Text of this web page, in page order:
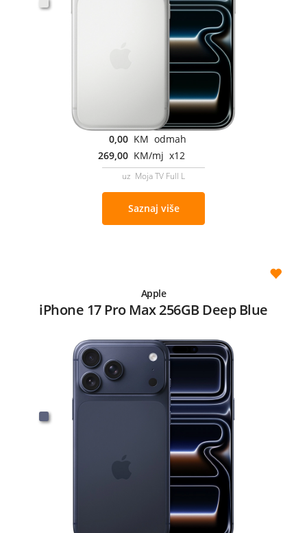
0,00 KM odmah
269,00 KM/mj x12
uz Moja TV Full L
Saznaj više
Apple
iPhone 17 Pro Max 256GB Deep Blue